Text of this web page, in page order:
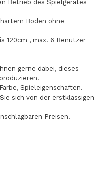
Betrieb des Spielgerätes
Boden ohne
120cm , max. 6 Benutzer
gerne dabei, dieses
Spieleigenschaften.
sich von der erstklassigen
Preisen!